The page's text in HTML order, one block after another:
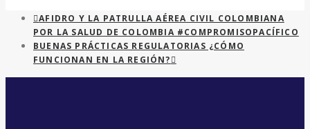
AFIDRO Y LA PATRULLA AÉREA CIVIL COLOMBIANA
POR LA SALUD DE COLOMBIA #COMPROMISOPACÍFICO
BUENAS PRÁCTICAS REGULATORIAS ¿CÓMO
FUNCIONAN EN LA REGIÓN?